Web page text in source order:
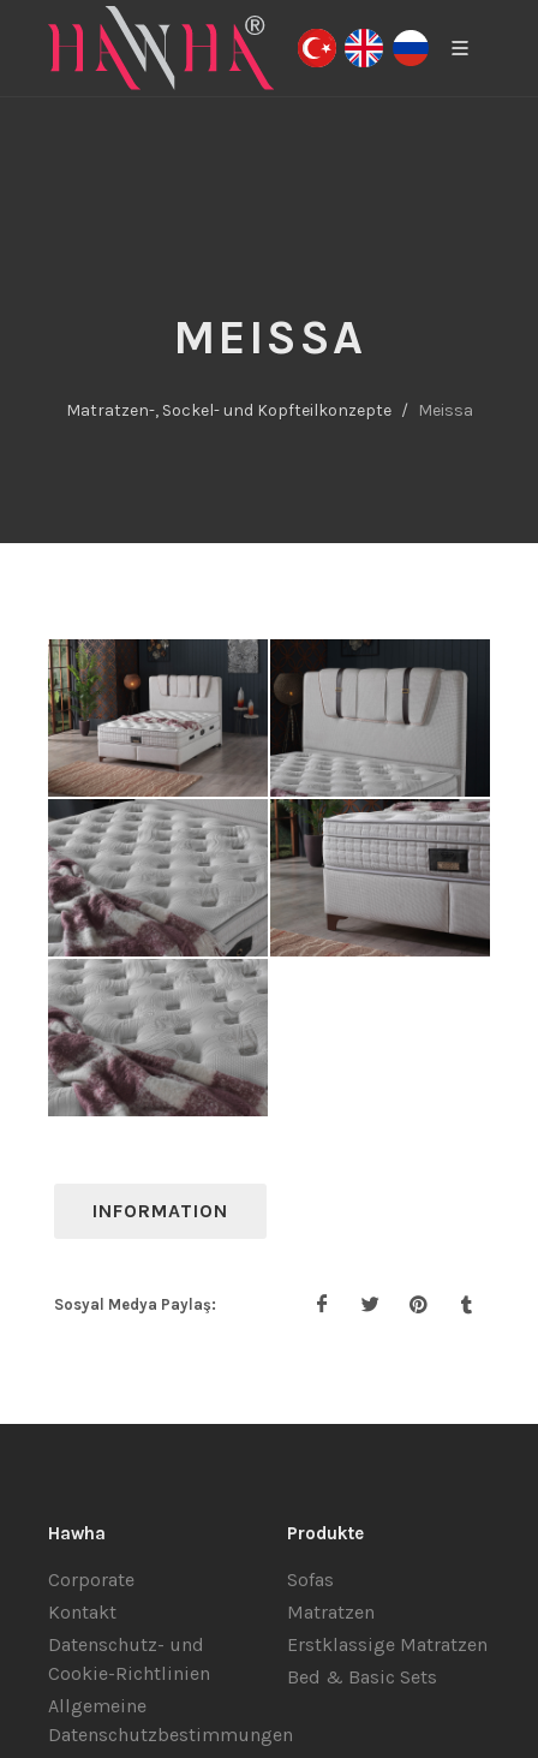
MEISSA
Matratzen-, Sockel- und Kopfteilkonzepte Meissa
INFORMATION
Sosyal Medya Paylaş:
Hawha
Corporate
Kontakt
Datenschutz- und
Cookie-Richtlinien
Allgemeine
Datenschutzbestimmungen
Produkte
Sofas
Matratzen
Erstklassige Matratzen
Bed & Basic Sets